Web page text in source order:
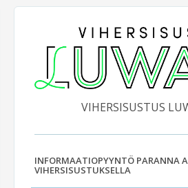
VIHERSISUSTUS
INFORMAATIOPYYNTÖ PARANNA
VIHERSISUSTUKSELLA